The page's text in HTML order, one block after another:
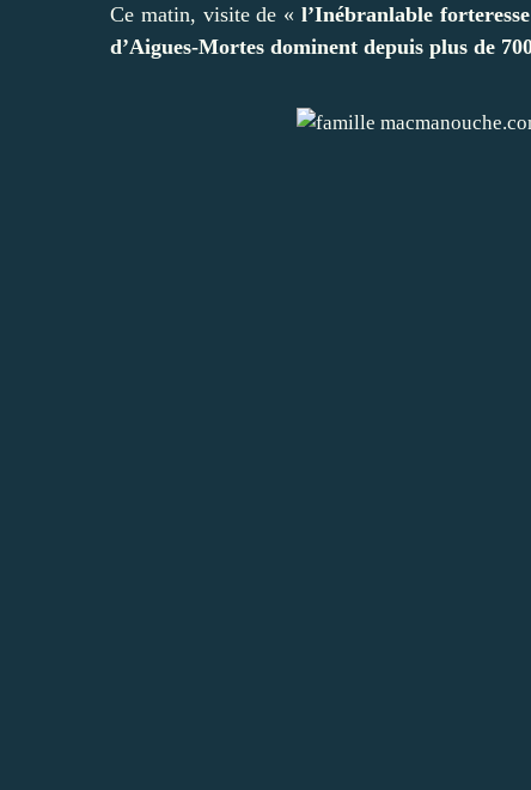
Ce matin, visite de «l’Inébranlable
d’Aigues-Mortes dominent depuis plus de